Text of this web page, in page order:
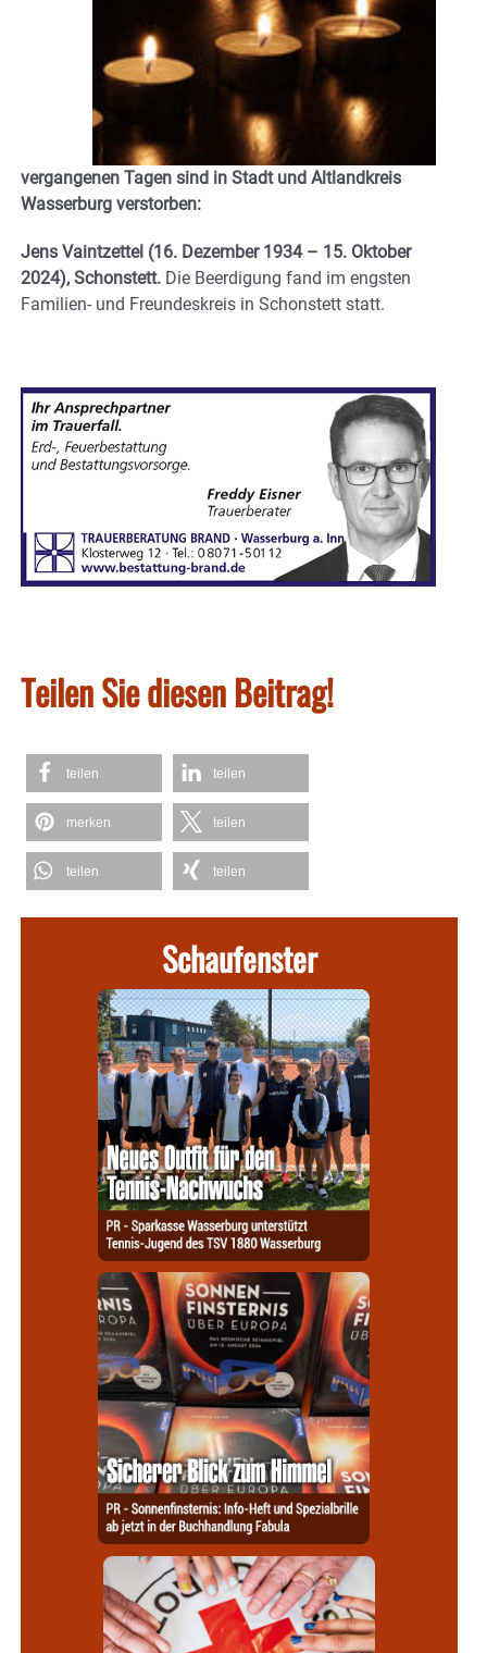
vergangenen Tagen sind in Stadt und Altlandkreis
Wasserburg verstorben:
Jens Vaintzettel (16. Dezember 1934 – 15. Oktober
2024), Schonstett. Die Beerdigung fand im engsten
Familien- und Freundeskreis in Schonstett statt.
Teilen Sie diesen Beitrag!
teilen teilen
merken teilen
teilen teilen
Schaufenster